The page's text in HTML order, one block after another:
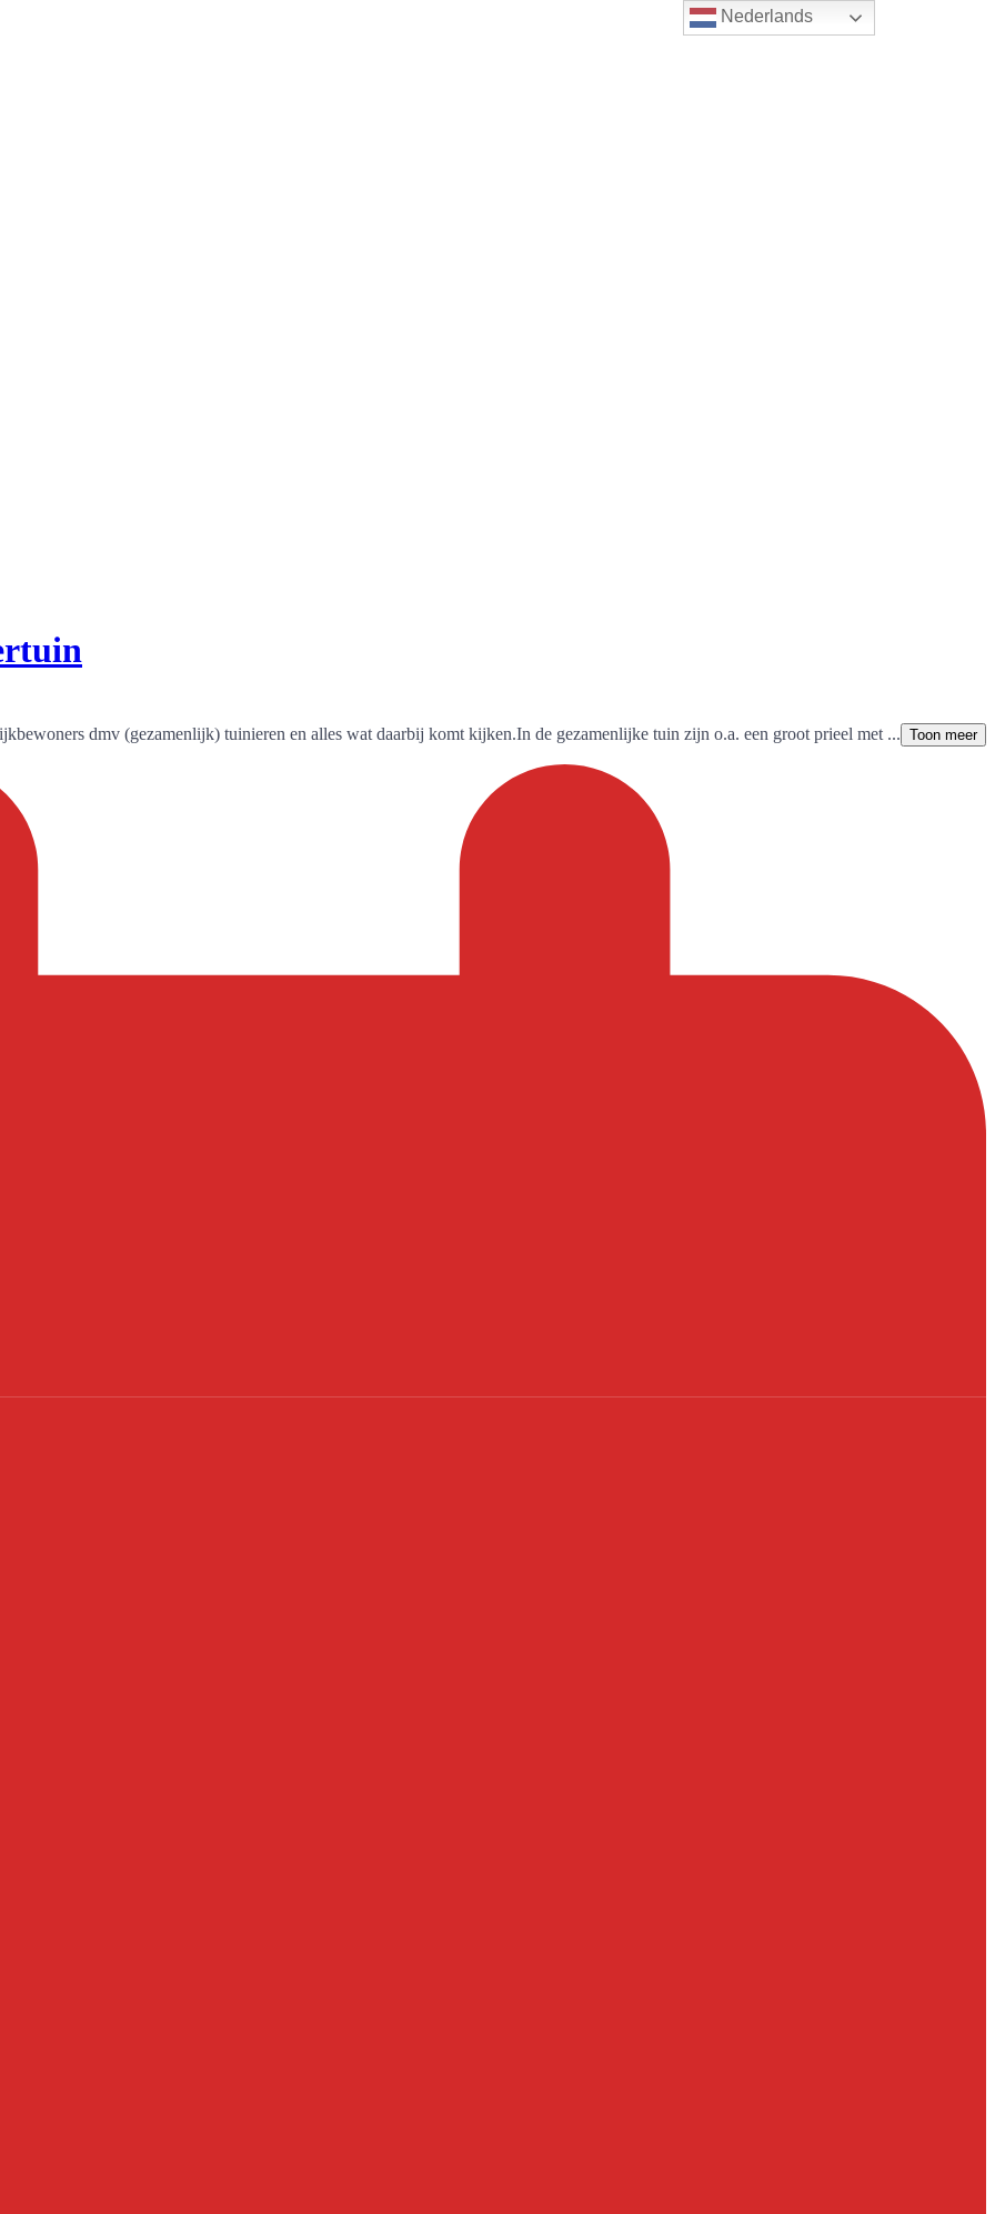
Nederlands
dmv (gezamenlijk) tuinieren en alles wat daarbij komt kijken.In de gezamenlijke tuin zijn o.a. een groot prieel met ... Toon meer